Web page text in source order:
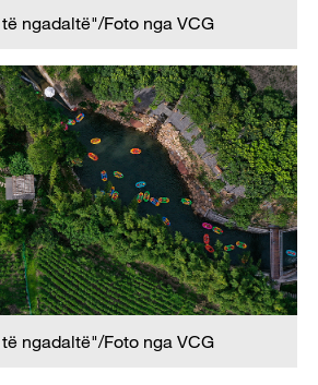
ngadaltë"/Foto nga VCG
ngadaltë"/Foto nga VCG